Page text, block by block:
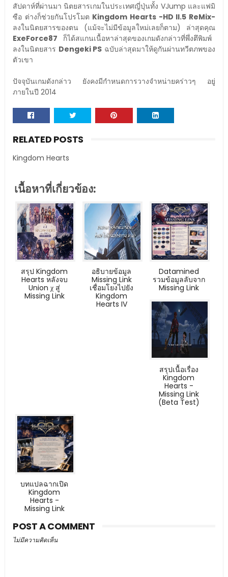
สัปดาห์ที่ผ่านมา นิตยสารเกมในประเทศญี่ปุ่นทั้ง VJump และแฟมิ
ซือ ต่างก็ช่วยกันโปรโมต Kingdom Hearts -HD II.5 ReMix-
ลงในนิตยสารของตน (แม้จะไม่มีข้อมูลใหม่เลยก็ตาม) ล่าสุดคุณ
ExeForce87 ก็ได้สแกนเนื้อหาล่าสุดของเกมดังกล่าวที่พึ่งตึพิมพ์
ลงในนิตยสาร Dengeki PS ฉบับล่าสุดมาให้ดูกันผ่านทวีตภพของ
ตัวเขา
ปัจจุบันเกมดังกล่าว ยังคงมีกำหนดการวางจำหน่ายคร่าวๆ อยู่
ภายในปี 2014
RELATED POSTS
Kingdom Hearts
เนื้อหาที่เกี่ยวข้อง:
สรุป Kingdom
Hearts หลังจบ
Union χ สู่
Missing Link
อธิบายข้อมูล
Missing Link
เชื่อมโยงไปยัง
Kingdom
Hearts IV
Datamined
รวมข้อมูลลับจาก
Missing Link
สรุปเนื้อเรื่อง
Kingdom
Hearts -
Missing Link
(Beta Test)
บทแปลฉากเปิด
Kingdom
Hearts -
Missing Link
POST A COMMENT
ไม่มีความคิดเห็น